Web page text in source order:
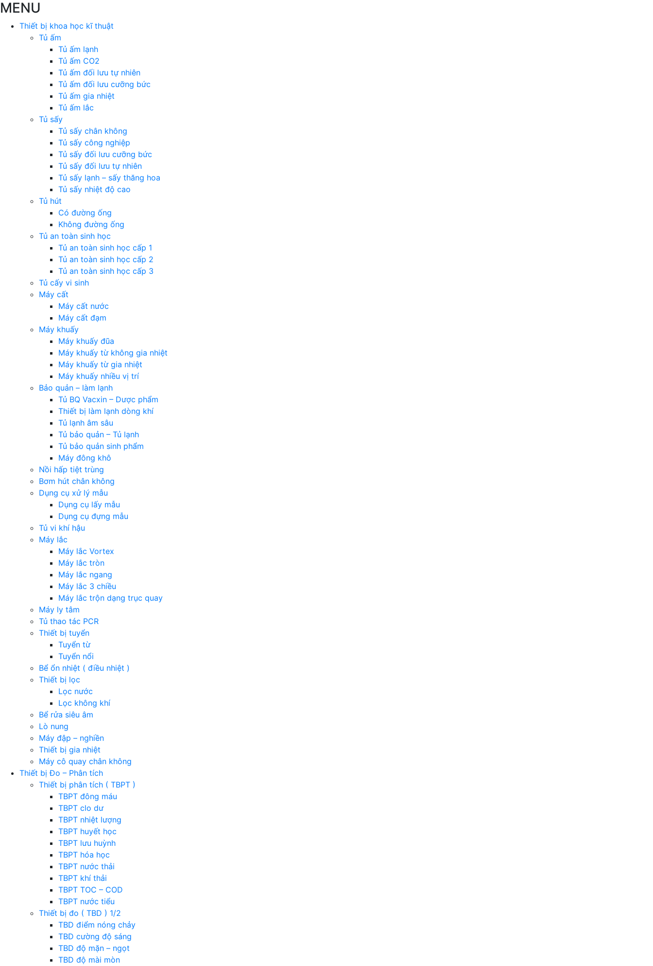
MENU
Thiết bị khoa học kĩ thuật
Tủ ấm
Tủ ấm lạnh
Tủ ấm CO2
Tủ ấm đối lưu tự nhiên
Tủ ấm đối lưu cưỡng bức
Tủ ấm gia nhiệt
Tủ ấm lắc
Tủ sấy
Tủ sấy chân không
Tủ sấy công nghiệp
Tủ sấy đối lưu cưỡng bức
Tủ sấy đối lưu tự nhiên
Tủ sấy lạnh – sấy thăng hoa
Tủ sấy nhiệt độ cao
Tủ hút
Có đường ống
Không đường ống
Tủ an toàn sinh học
Tủ an toàn sinh học cấp 1
Tủ an toàn sinh học cấp 2
Tủ an toàn sinh học cấp 3
Tủ cấy vi sinh
Máy cất
Máy cất nước
Máy cất đạm
Máy khuấy
Máy khuấy đũa
Máy khuấy từ không gia nhiệt
Máy khuấy từ gia nhiệt
Máy khuấy nhiều vị trí
Bảo quản – làm lạnh
Tủ BQ Vacxin – Dược phẩm
Thiết bị làm lạnh dòng khí
Tủ lạnh âm sâu
Tủ bảo quản – Tủ lạnh
Tủ bảo quản sinh phẩm
Máy đông khô
Nồi hấp tiệt trùng
Bơm hút chân không
Dụng cụ xử lý mẫu
Dụng cụ lấy mẫu
Dụng cụ đựng mẫu
Tủ vi khí hậu
Máy lắc
Máy lắc Vortex
Máy lắc tròn
Máy lắc ngang
Máy lắc 3 chiều
Máy lắc trộn dạng trục quay
Máy ly tâm
Tủ thao tác PCR
Thiết bị tuyển
Tuyển từ
Tuyển nổi
Bể ổn nhiệt ( điều nhiệt )
Thiết bị lọc
Lọc nước
Lọc không khí
Bể rửa siêu âm
Lò nung
Máy đập – nghiền
Thiết bị gia nhiệt
Máy cô quay chân không
Thiết bị Đo – Phân tích
Thiết bị phân tích ( TBPT )
TBPT đông máu
TBPT clo dư
TBPT nhiệt lượng
TBPT huyết học
TBPT lưu huỳnh
TBPT hóa học
TBPT nước thải
TBPT khí thải
TBPT TOC – COD
TBPT nước tiểu
Thiết bị đo ( TBD ) 1/2
TBD điểm nóng chảy
TBD cường độ sáng
TBD độ mặn – ngọt
TBD độ mài mòn